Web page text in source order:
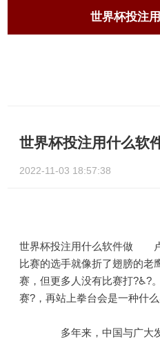
世界杯投注
世界杯投注用什么软
2022-11-03 18:57:38
世界杯投注用什么软件做 卢
比赛的选手就像折了翅膀的老
赛，但更多人没有比赛打?♿?
赛?，再站上拳台会是一种什么
多年来，中国与广大发